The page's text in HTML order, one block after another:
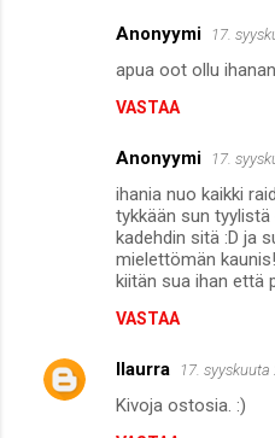
Anonyymi 17.
apua oot ollu
VASTAA
Anonyymi 17.
ihania nuo kaikki
tykkään sun tyylistä
kadehdin sitä :D ja
mielettömän kaunis!
kiitän sua ihan että
VASTAA
llaurra 17.
Kivoja ostosia. :)